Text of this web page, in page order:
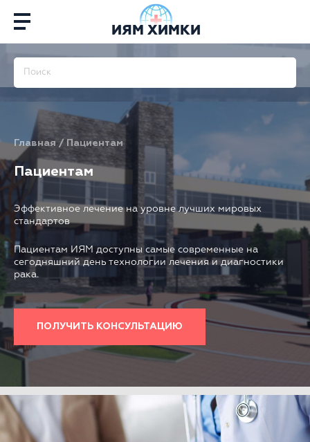
ИЯМ ХИМКИ
Главная / Пациентам
Пациентам
Эффективное лечение на уровне лучших мировых
стандартов
Пациентам ИЯМ доступны самые современные на
сегодняшний день технологии лечения и диагностики
рака.
ПОЛУЧИТЬ КОНСУЛЬТАЦИЮ